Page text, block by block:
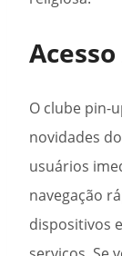
O clube pin-
novidades
usuários
navegação
dispositivos